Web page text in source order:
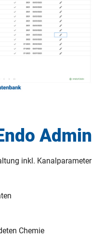
Admin
inkl. Kanalparameter
Chemie